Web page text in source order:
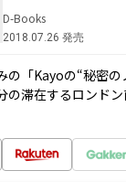
D-Books
2018.07.26 発売
の「Kayoの“秘密の
の滞在するロンド